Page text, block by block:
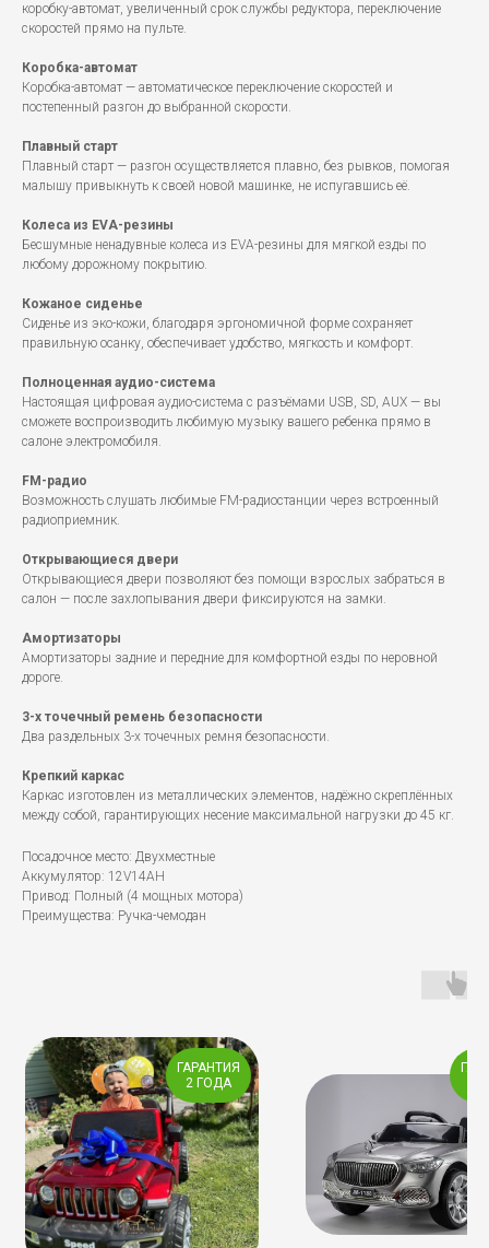
коробку-автомат, увеличенный срок службы редуктора, переключение
скоростей прямо на пульте.
Коробка-автомат
Коробка-автомат — автоматическое переключение скоростей и
постепенный разгон до выбранной скорости.
Плавный старт
Плавный старт — разгон осуществляется плавно, без рывков, помогая
малышу привыкнуть к своей новой машинке, не испугавшись её.
Колеса из EVA-резины
Бесшумные ненадувные колеса из EVA-резины для мягкой езды по
любому дорожному покрытию.
Кожаное сиденье
Сиденье из эко-кожи, благодаря эргономичной форме сохраняет
правильную осанку, обеспечивает удобство, мягкость и комфорт.
Полноценная аудио-система
Настоящая цифровая аудио-система с разъёмами USB, SD, AUX — вы
сможете воспроизводить любимую музыку вашего ребенка прямо в
салоне электромобиля.
FM-радио
Возможность слушать любимые FM-радиостанции через встроенный
радиоприемник.
Открывающиеся двери
Открывающиеся двери позволяют без помощи взрослых забраться в
салон — после захлопывания двери фиксируются на замки.
Амортизаторы
Амортизаторы задние и передние для комфортной езды по неровной
дороге.
3-х точечный ремень безопасности
Два раздельных 3-х точечных ремня безопасности.
Крепкий каркас
Каркас изготовлен из металлических элементов, надёжно скреплённых
между собой, гарантирующих несение максимальной нагрузки до 45 кг.
Посадочное место: Двухместные
Аккумулятор: 12V14AH
Привод: Полный (4 мощных мотора)
Преимущества: Ручка-чемодан
ГАРАНТИЯ
2 ГОДА